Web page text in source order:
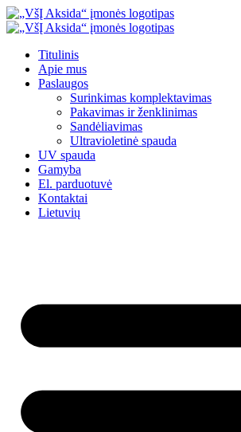
Eiti
prie
Titulinis
Apie mus
Paslaugos
Surinkimas komplektavimas
Pakavimas ir ženklinimas
Sandėliavimas
Ultravioletinė spauda
UV spauda
Gamyba
El. parduotuvė
Kontaktai
Lietuvių